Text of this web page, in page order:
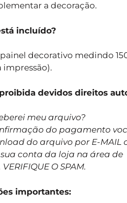
a decoração.
incluído?
decorativo medindo
impressão).
proibida devidos
meu arquivo?
do pagamento
do arquivo por E-MAIL
conta da loja na área de
O SPAM.
importantes: